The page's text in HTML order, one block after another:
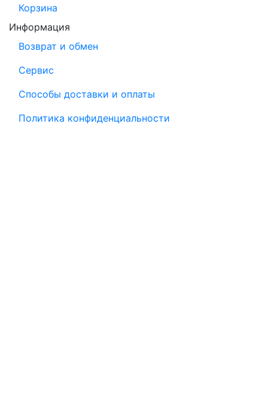
Корзина
Информация
Возврат и обмен
Сервис
Способы доставки и оплаты
Политика конфиденциальности